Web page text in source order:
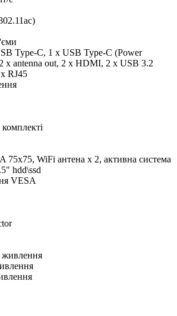
Type-C, 1 x USB Type-C (Power
x antenna out, 2 x HDMI, 2 x USB 3.2
RJ45
75x75, WiFi антена х 2, активна система
hdd\ssd
VESA
живлення